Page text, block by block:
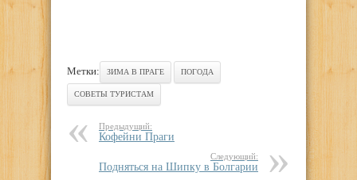
Метки: ЗИМА В ПРАГЕ ПОГОДА
СОВЕТЫ ТУРИСТАМ
Предыдущий:
Кофейни Праги
Следующий:
Подняться на Шипку в Болгарии